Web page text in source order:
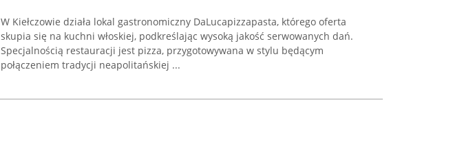
W Kiełczowie działa lokal gastronomiczny DaLucapizzapasta, którego oferta
skupia się na kuchni włoskiej, podkreślając wysoką jakość serwowanych dań.
Specjalnością restauracji jest pizza, przygotowywana w stylu będącym
połączeniem tradycji neapolitańskiej ...